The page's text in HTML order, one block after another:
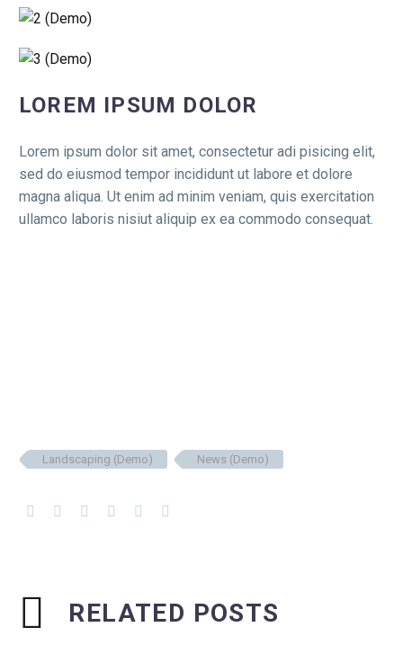
LOREM IPSUM DOLOR
Lorem ipsum dolor sit amet, consectetur adi pisicing elit,
sed do eiusmod tempor incididunt ut labore et dolore
magna aliqua. Ut enim ad minim veniam, quis exercitation
ullamco laboris nisiut aliquip ex ea commodo consequat.
Landscaping (Demo) News (Demo)
RELATED POSTS